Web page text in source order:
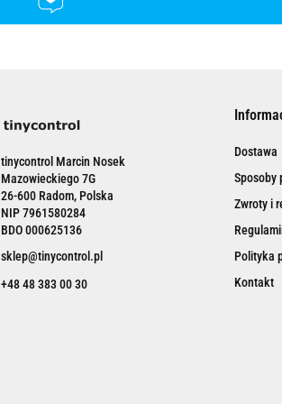
tinycontrol Marcin Nosek
Mazowieckiego 7G
26-600 Radom, Polska
NIP 7961580284
BDO 000625136
sklep@tinycontrol.pl
+48 48 383 00 30
Dostawa
Sposoby
Zwroty i
Polityka
Kontakt